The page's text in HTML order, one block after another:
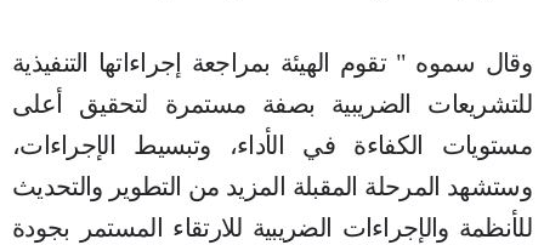
وقال سموه " تقوم الهيئة بمراجعة إجراءاتها التنفيذية
للتشريعات الضريبية بصفة مستمرة لتحقيق أعلى
مستويات الكفاءة في الأداء، وتبسيط الإجراءات،
وستشهد المرحلة المقبلة المزيد من التطوير والتحديث
للأنظمة والإجراءات الضريبية للارتقاء المستمر بجودة